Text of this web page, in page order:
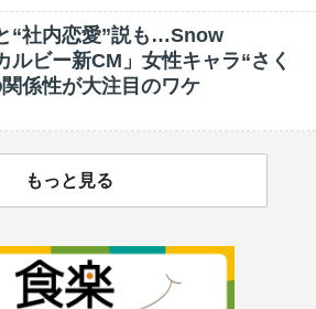
“社内恋愛”説も…Snow
ルビー新CM」女性キャラ“さく
係性が大注目のワケ
もっと見る